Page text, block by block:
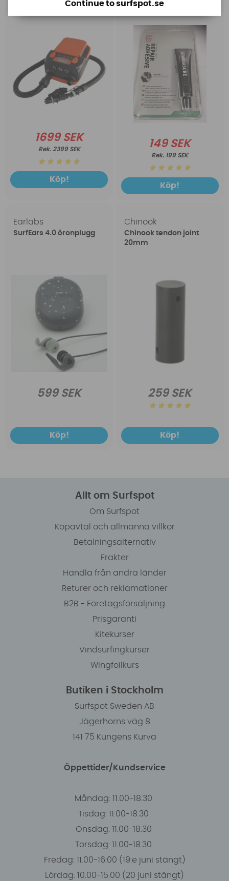
1699 SEK
2399 SEK
Köp!
149 SEK
199 SEK
Köp!
Earlabs
SurfEars 4.0 öronplugg
599 SEK
Köp!
Chinook
Chinook tendon joint
20mm
259 SEK
Köp!
Allt om Surfspot
Om Surfspot
Köpavtal och allmänna villkor
Betalningsalternativ
Frakter
Handla från andra länder
Returer och reklamationer
B2B - Företagsförsäljning
Prisgaranti
Kitekurser
Vindsurfingkurser
Wingfoilkurs
Butiken i Stockholm
Surfspot Sweden AB
Jägerhorns väg 8
141 75 Kungens Kurva
Öppettider/Kundservice
Måndag: 11.00-18.30
Tisdag: 11.00-18.30
Onsdag: 11.00-18.30
Torsdag: 11.00-18.30
Fredag: 11.00-16:00 (19:e juni stängt)
Lördag: 10.00-15.00 (20 juni stängt)
Continue to surfspot.se